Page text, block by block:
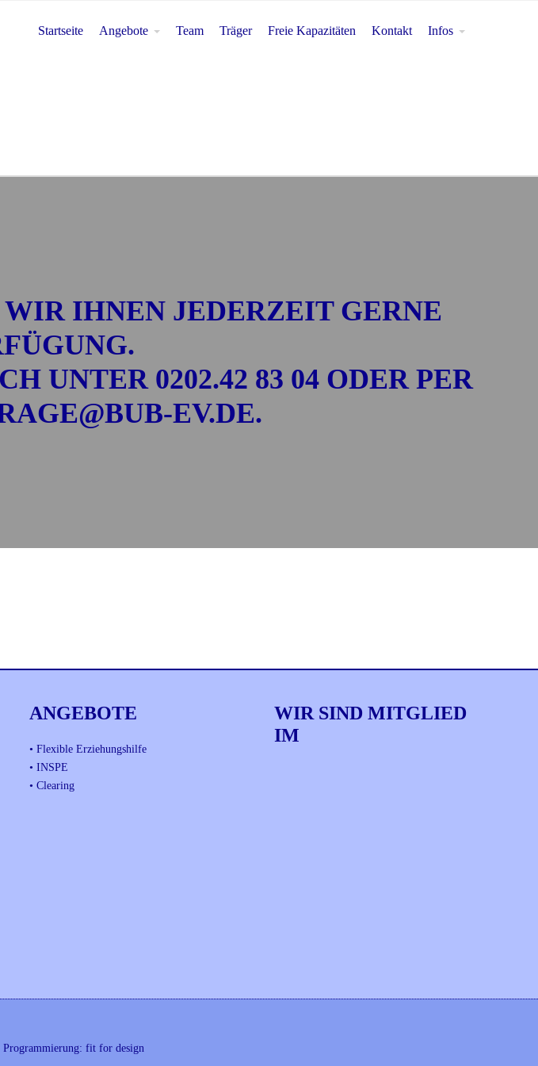
Startseite Angebote Team Träger Freie Kapazitäten Kontakt Infos
IHNEN JEDERZEIT GERNE
UNTER 0202.42 83 04 ODER PER
EV.DE.
ANGEBOTE
• Flexible Erziehungshilfe
• INSPE
• Clearing
WIR SIND MITGLIED
IM
fit for design